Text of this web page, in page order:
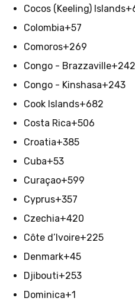
Cocos (Keeling) Islands
Colombia+57
Comoros+269
Congo - Brazzaville+242
Congo - Kinshasa+243
Cook Islands+682
Costa Rica+506
Croatia+385
Cuba+53
Curaçao+599
Cyprus+357
Czechia+420
Côte d’Ivoire+225
Denmark+45
Djibouti+253
Dominica+1